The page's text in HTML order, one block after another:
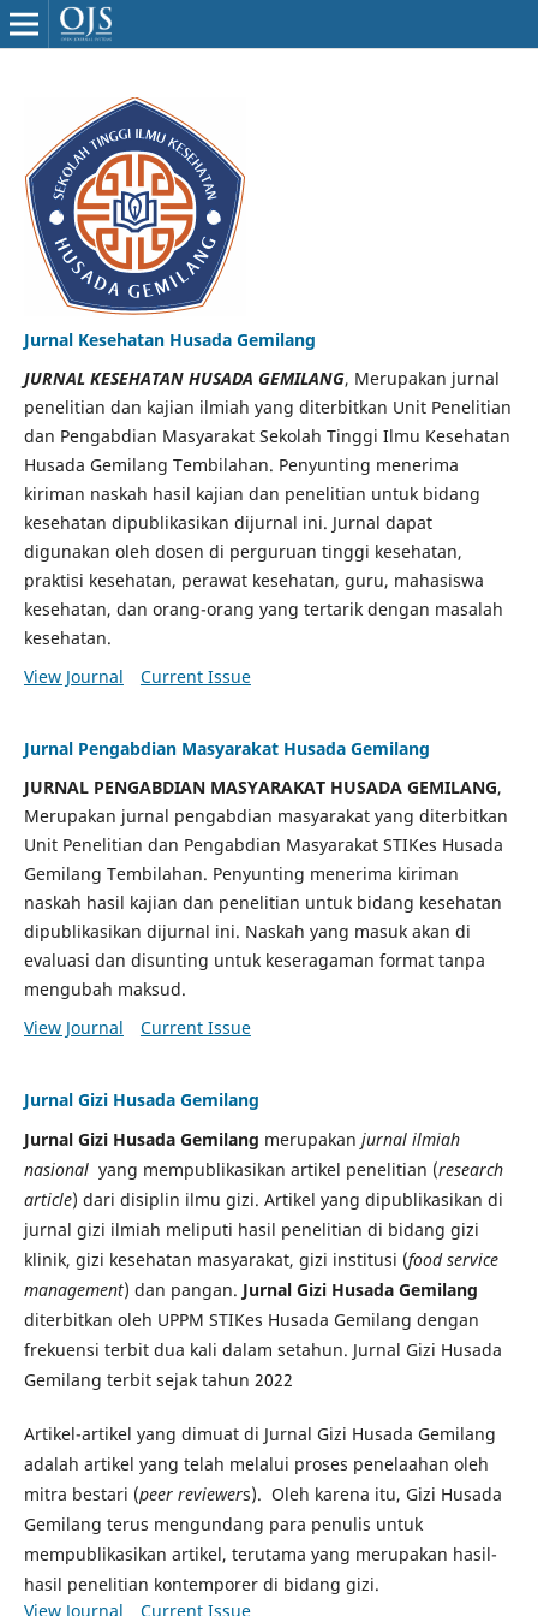
Jurnal Kesehatan Husada Gemilang
JURNAL KESEHATAN HUSADA GEMILANG, Merupakan jurnal
penelitian dan kajian ilmiah yang diterbitkan Unit Penelitian
dan Pengabdian Masyarakat Sekolah Tinggi Ilmu Kesehatan
Husada Gemilang Tembilahan. Penyunting menerima
kiriman naskah hasil kajian dan penelitian untuk bidang
kesehatan dipublikasikan dijurnal ini. Jurnal dapat
digunakan oleh dosen di perguruan tinggi kesehatan,
praktisi kesehatan, perawat kesehatan, guru, mahasiswa
kesehatan, dan orang-orang yang tertarik dengan masalah
kesehatan.
View Journal
Current Issue
Jurnal Pengabdian Masyarakat Husada Gemilang
JURNAL PENGABDIAN MASYARAKAT HUSADA GEMILANG,
Merupakan jurnal pengabdian masyarakat yang diterbitkan
Unit Penelitian dan Pengabdian Masyarakat STIKes Husada
Gemilang Tembilahan. Penyunting menerima kiriman
naskah hasil kajian dan penelitian untuk bidang kesehatan
dipublikasikan dijurnal ini. Naskah yang masuk akan di
evaluasi dan disunting untuk keseragaman format tanpa
mengubah maksud.
View Journal
Current Issue
Jurnal Gizi Husada Gemilang
Jurnal Gizi Husada Gemilang merupakan jurnal ilmiah
nasionalyang mempublikasikan artikel penelitian (research
article) dari disiplin ilmu gizi. Artikel yang dipublikasikan di
jurnal gizi ilmiah meliputi hasil penelitian di bidang gizi
klinik, gizi kesehatan masyarakat, gizi institusi (food service
management) dan pangan. Jurnal Gizi Husada Gemilang
diterbitkan oleh UPPM STIKes Husada Gemilang dengan
frekuensi terbit dua kali dalam setahun. Jurnal Gizi Husada
Gemilang terbit sejak tahun 2022
Artikel-artikel yang dimuat di Jurnal Gizi Husada Gemilang
adalah artikel yang telah melalui proses penelaahan oleh
mitra bestari (peer reviewers). Oleh karena itu, Gizi Husada
Gemilang terus mengundang para penulis untuk
mempublikasikan artikel, terutama yang merupakan hasil-
hasil penelitian kontemporer di bidang gizi.
View Journal
Current Issue